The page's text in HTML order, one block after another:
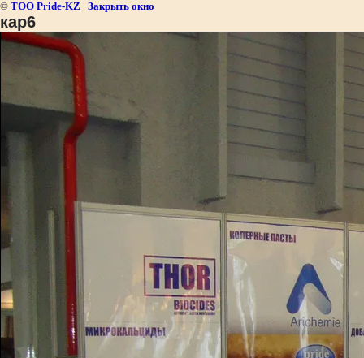
© ТОО Pride-KZ | Закрыть окно
кар6